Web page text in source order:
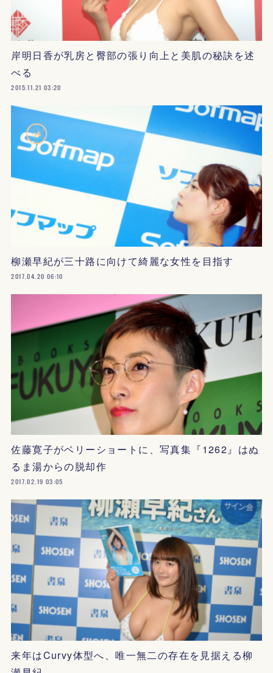
岸明日香が乳房と臀部の張り向上と美肌の秘訣を述
べる
2015.11.21 03:20
柳瀬早紀が三十路に向けて綺麗な女性を目指す
2017.04.20 06:10
佐藤寛子がベリーショートに、写真集『1262』はぬ
るま湯からの脱却作
2017.02.19 03:05
来年はCurvy体型へ、唯一無二の存在を見据える柳